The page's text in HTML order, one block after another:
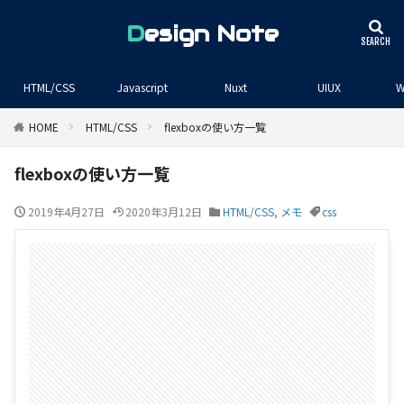
Design Note
HTML/CSS Javascript Nuxt UIUX
HOME HTML/CSS flexboxの使い方一覧
flexboxの使い方一覧
2019年4月27日 2020年3月12日 HTML/CSS, メモ css